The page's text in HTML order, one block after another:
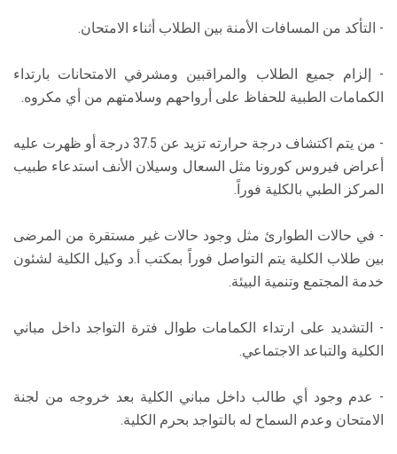
- التأكد من المسافات الأمنة بين الطلاب أثناء الامتحان.
- إلزام جميع الطلاب والمراقبين ومشرفي الامتحانات بارتداء
الكمامات الطبية للحفاظ على أرواحهم وسلامتهم من أي مكروه.
- من يتم اكتشاف درجة حرارته تزيد عن 37.5 درجة أو ظهرت عليه
أعراض فيروس كورونا مثل السعال وسيلان الأنف استدعاء طبيب
المركز الطبي بالكلية فوراً.
- في حالات الطوارئ مثل وجود حالات غير مستقرة من المرضى
بين طلاب الكلية يتم التواصل فوراً بمكتب أ.د وكيل الكلية لشئون
خدمة المجتمع وتنمية البيئة.
- التشديد على ارتداء الكمامات طوال فترة التواجد داخل مباني
الكلية والتباعد الاجتماعي.
- عدم وجود أي طالب داخل مباني الكلية بعد خروجه من لجنة
الامتحان وعدم السماح له بالتواجد بحرم الكلية.